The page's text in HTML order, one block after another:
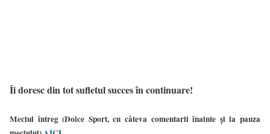
Îi doresc din tot sufletul succes în continuare!
Meciul întreg (Dolce Sport, cu câteva comentarii înainte și la pauza